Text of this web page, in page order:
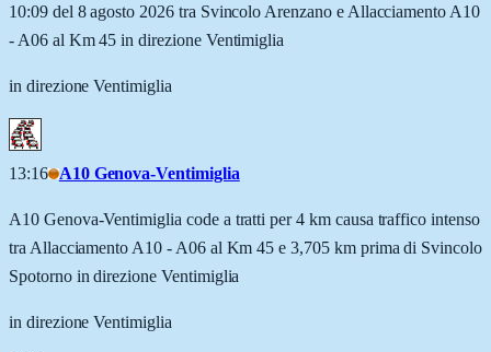
10:09 del 8 agosto 2026 tra Svincolo Arenzano e Allacciamento A10
- A06 al Km 45 in direzione Ventimiglia
in direzione Ventimiglia
13:16 A10 Genova-Ventimiglia
A10 Genova-Ventimiglia code a tratti per 4 km causa traffico intenso
tra Allacciamento A10 - A06 al Km 45 e 3,705 km prima di Svincolo
Spotorno in direzione Ventimiglia
in direzione Ventimiglia